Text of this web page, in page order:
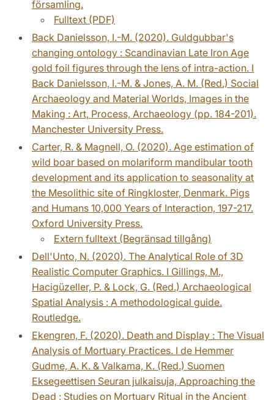
församling.
Fulltext (PDF)
Back Danielsson, I.-M. (2020). Guldgubbar's
changing ontology : Scandinavian Late Iron Age
gold foil figures through the lens of intra-action. I
Back Danielsson, I.-M. & Jones, A. M. (Red.) Social
Archaeology and Material Worlds, Images in the
Making : Art, Process, Archaeology (pp. 184-201).
Manchester University Press.
Carter, R. & Magnell, O. (2020). Age estimation of
wild boar based on molariform mandibular tooth
development and its application to seasonality at
the Mesolithic site of Ringkloster, Denmark. Pigs
and Humans 10,000 Years of Interaction, 197-217.
Oxford University Press.
Extern fulltext (Begränsad tillgång)
Dell'Unto, N. (2020). The Analytical Role of 3D
Realistic Computer Graphics. I Gillings, M.,
Hacigüzeller, P. & Lock, G. (Red.) Archaeological
Spatial Analysis : A methodological guide.
Routledge.
Ekengren, F. (2020). Death and Display : The Visual
Analysis of Mortuary Practices. I de Hemmer
Gudme, A. K. & Valkama, K. (Red.) Suomen
Eksegeettisen Seuran julkaisuja, Approaching the
Dead : Studies on Mortuary Ritual in the Ancient